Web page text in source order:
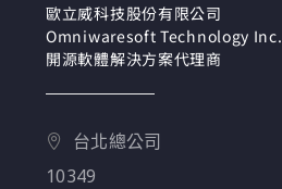
歐立威科技股份有限公司
Omniwaresoft Technology Inc.
開源軟體解決方案代理商
台北總公司
10349